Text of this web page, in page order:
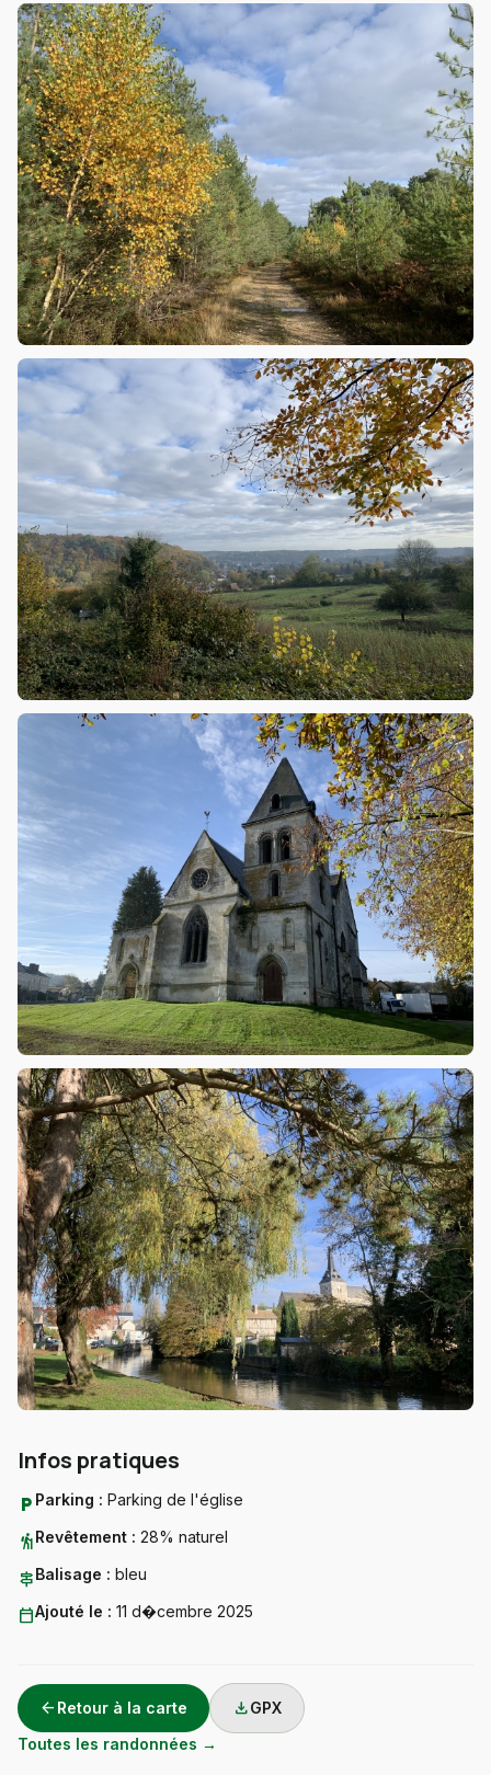
Infos pratiques
local_parking Parking : Parking de l'église
hikingRevêtement : 28% naturel
signpostBalisage : bleu
calendar_todayAjouté le : 11 d�cembre 2025
arrow_back Retour à la carte downloadGPX
Toutes les randonnées →